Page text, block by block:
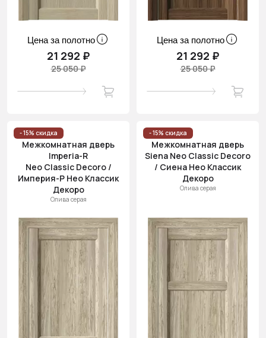
Цена за полотно
21 292 ₽
25 050 ₽
Цена за полотно
21 292 ₽
25 050 ₽
- 15% скидка
Межкомнатная дверь
Imperia-R
Neo Classic Decoro /
Империя-Р Нео Классик
Декоро
Олива серая
- 15% скидка
Межкомнатная дверь
Siena Neo Classic Decoro
/ Сиена Нео Классик
Декоро
Олива серая